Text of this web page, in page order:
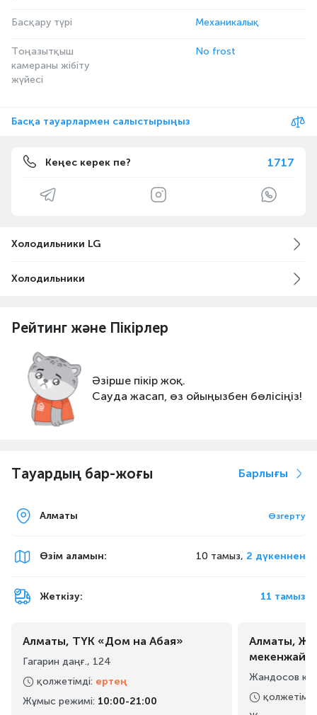
Басқару түрі Механикалық
Тоңазытқыш
камераны жібіту
жүйесі
No frost
Басқа тауарлармен салыстырыңыз
Кеңес керек пе? 1717
Холодильники LG
Холодильники
Рейтинг және Пікірлер
Әзірше пікір жоқ.
Сауда жасап, өз ойыңызбен бөлісіңіз!
Тауардың бар-жоғы Барлығы
Алматы Өзгерту
Өзім аламын: 10 тамыз, 2 дүкеннен
Жеткізу: 11 тамыз
Алматы, ТҮК «Дом на Абая»
Гагарин даңғ., 124
қолжетімді: ертең
Жұмыс режимі: 10:00-21:00
Алматы,
Жандосов
қолжетімді